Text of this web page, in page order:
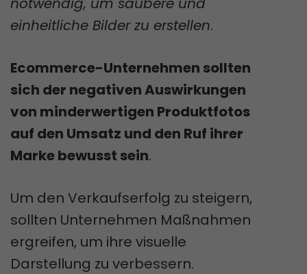
einheitliche Bilder zu erstellen.
Ecommerce-Unternehmen sollten
sich der negativen Auswirkungen
von minderwertigen Produktfotos
auf den Umsatz und den Ruf ihrer
Marke bewusst sein.
Um den Verkaufserfolg zu steigern,
sollten Unternehmen Maßnahmen
ergreifen, um ihre visuelle
Darstellung zu verbessern.